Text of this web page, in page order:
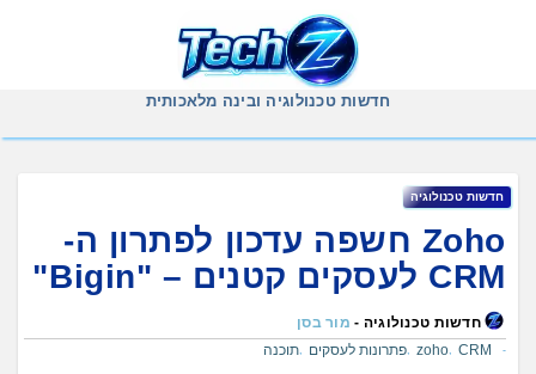
חדשות טכנולוגיה ובינה מלאכותית
חדשות טכנולוגיה
Zoho חשפה עדכון לפתרון ה-
CRM לעסקים קטנים – "Bigin"
חדשות טכנולוגיה - מור בסן
CRM
zoho פתרונות לעסקים תוכנה